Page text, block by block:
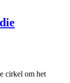
cirkel om het